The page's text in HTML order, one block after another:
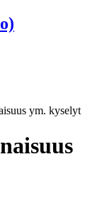
ym. kyselyt